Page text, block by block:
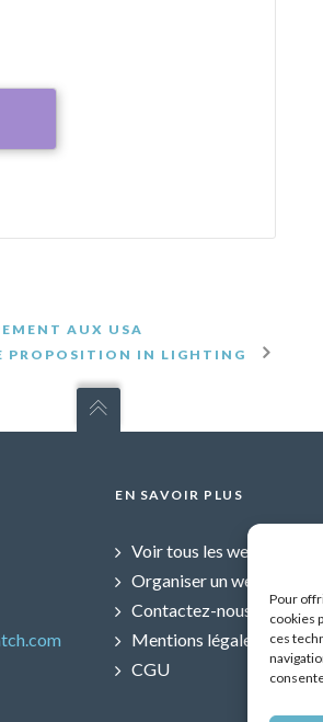
Pour
cookies
ces
AUX USA
PROPOSITION IN LIGHTING
EN SAVOIR PLUS
Voir tous les webinars
Organiser un webinar
Contactez-nous
Mentions légales
CGU